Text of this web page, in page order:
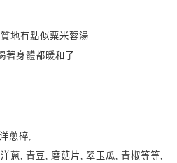
地有點似粟米蓉湯
著身體都暖和了
蔥碎,
蔥, 青豆, 磨菇片, 翠玉瓜, 青椒等等,